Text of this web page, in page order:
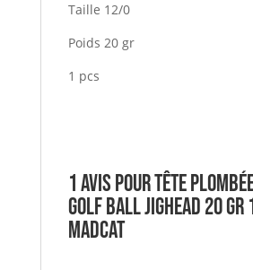
Taille 12/0
Poids 20 gr
1 pcs
1 avis pourTête
Golf Ball Jighead 20 gr
MADCAT